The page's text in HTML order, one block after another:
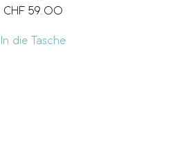
CHF 59.00
In die Tasche